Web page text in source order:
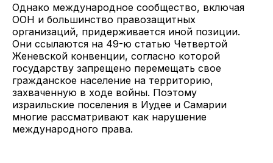
Однако международное сообщество, включая
ООН и большинство правозащитных
организаций, придерживается иной позиции.
Они ссылаются на 49-ю статью Четвертой
Женевской конвенции, согласно которой
государству запрещено перемещать свое
гражданское население на территорию,
захваченную в ходе войны. Поэтому
израильские поселения в Иудее и Самарии
многие рассматривают как нарушение
международного права.